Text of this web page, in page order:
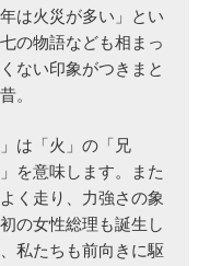
は火災が多い」とい
の物語なども相まっ
ない印象がつきまと
。
は「火」の「兄
を意味します。また
く走り、力強さの象
の女性総理も誕生し
私たちも前向きに駆